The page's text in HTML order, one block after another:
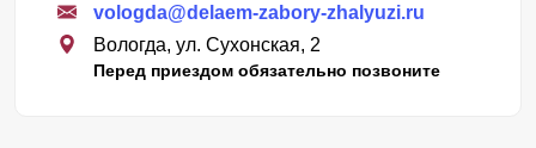
vologda@delaem-zabory-zhalyuzi.ru
Вологда, ул. Сухонская, 2
Перед приездом обязательно позвоните